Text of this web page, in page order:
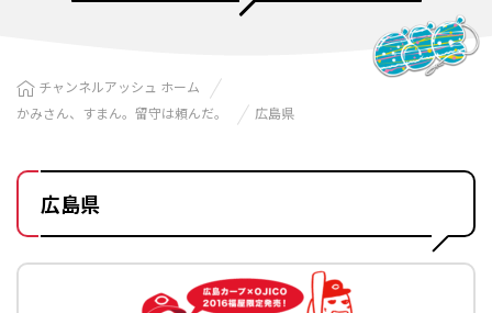
チャンネルアッシュ ホーム
かみさん、すまん。留守は頼んだ。
広島県
広島県